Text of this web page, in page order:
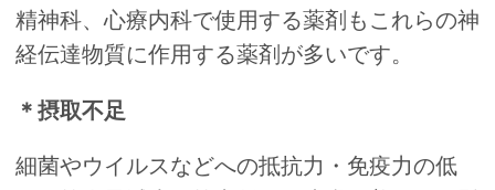
精神科、心療内科で使用する薬剤もこれらの神
経伝達物質に作用する薬剤が多いです。
＊摂取不足
細菌やウイルスなどへの抵抗力・免疫力の低